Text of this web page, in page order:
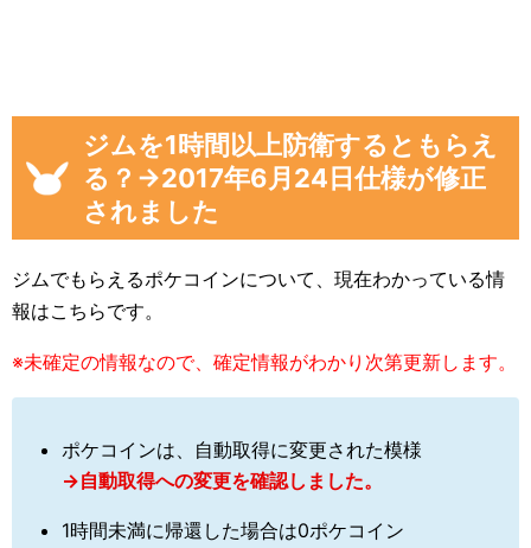
ジムを1時間以上防衛するともらえ
る？→2017年6月24日仕様が修正
されました
ジムでもらえるポケコインについて、現在わかっている情
報はこちらです。
※未確定の情報なので、確定情報がわかり次第更新します。
ポケコインは、自動取得に変更された模様
→自動取得への変更を確認しました。
1時間未満に帰還した場合は0ポケコイン